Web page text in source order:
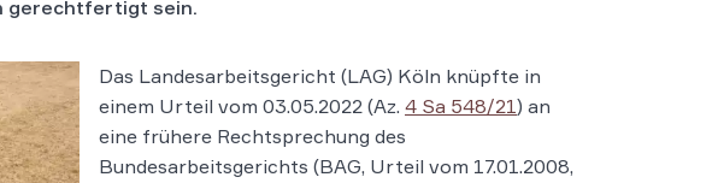
gerechtfertigt sein.
Das Landesarbeitsgericht (LAG) Köln knüpfte in
einem Urteil vom 03.05.2022 (Az. 4 Sa 548/21) an
eine frühere Rechtsprechung des
Bundesarbeitsgerichts (BAG, Urteil vom 17.01.2008,